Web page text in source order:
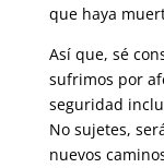
que haya
Así que, sé
sufrimos por
seguridad
No sujetes,
nuevos